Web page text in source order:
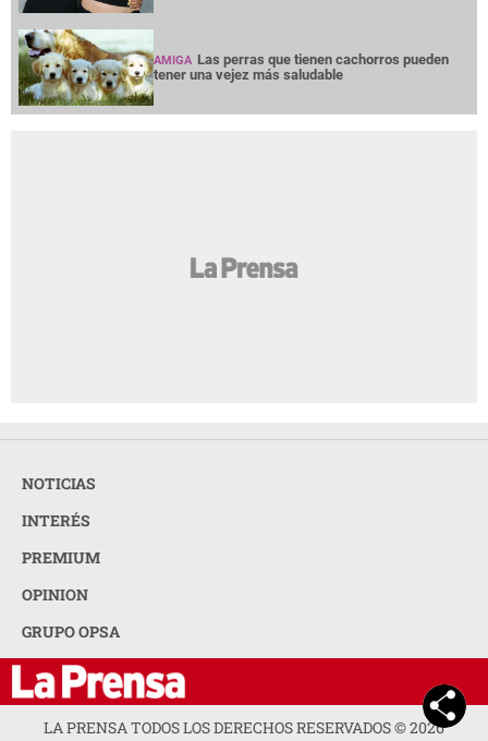
AMIGA Las perras que tienen cachorros pueden
tener una vejez más saludable
NOTICIAS
INTERÉS
PREMIUM
OPINION
GRUPO OPSA
LA PRENSA TODOS LOS DERECHOS RESERVADOS ©2026